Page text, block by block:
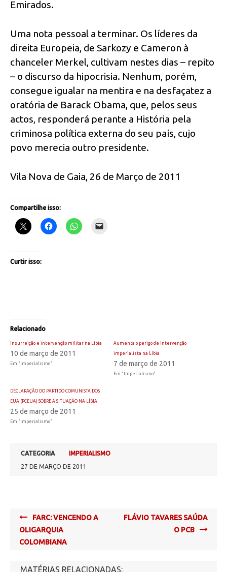
Emirados.
Uma nota pessoal a terminar. Os líderes da
direita Europeia, de Sarkozy e Cameron à
chanceler Merkel, cultivam nestes dias – repito
– o discurso da hipocrisia. Nenhum, porém,
consegue igualar na mentira e na desfaçatez a
oratória de Barack Obama, que, pelos seus
actos, responderá perante a História pela
criminosa política externa do seu país, cujo
povo merecia outro presidente.
Vila Nova de Gaia, 26 de Março de 2011
Compartilhe isso:
Curtir isso:
Relacionado
Insurreição e intervenção militar na Líbia
10 de março de 2011
Em "Imperialismo"
Aumenta o perigo de intervenção
imperialista na Líbia
7 de março de 2011
Em "Imperialismo"
DECLARAÇÃO DO PARTIDO COMUNISTA DOS
EUA (PCEUA) SOBRE A SITUAÇÃO NA LÍBIA
25 de março de 2011
Em "Imperialismo"
CATEGORIA
IMPERIALISMO
27 DE MARÇO DE 2011
Post
navigation
FARC: VENCENDO A
OLIGARQUIA
COLOMBIANA
FLÁVIO TAVARES SAÚDA
O PCB
MATÉRIAS RELACIONADAS: